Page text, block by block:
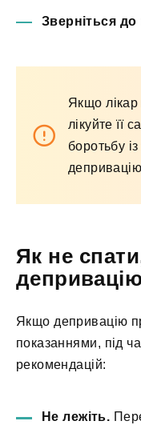
Зверніться
Якщо лікар
лікуйте її
боротьбу
Як не
Якщо депривацію
показаннями, під
рекомендацій:
Не лежіть.